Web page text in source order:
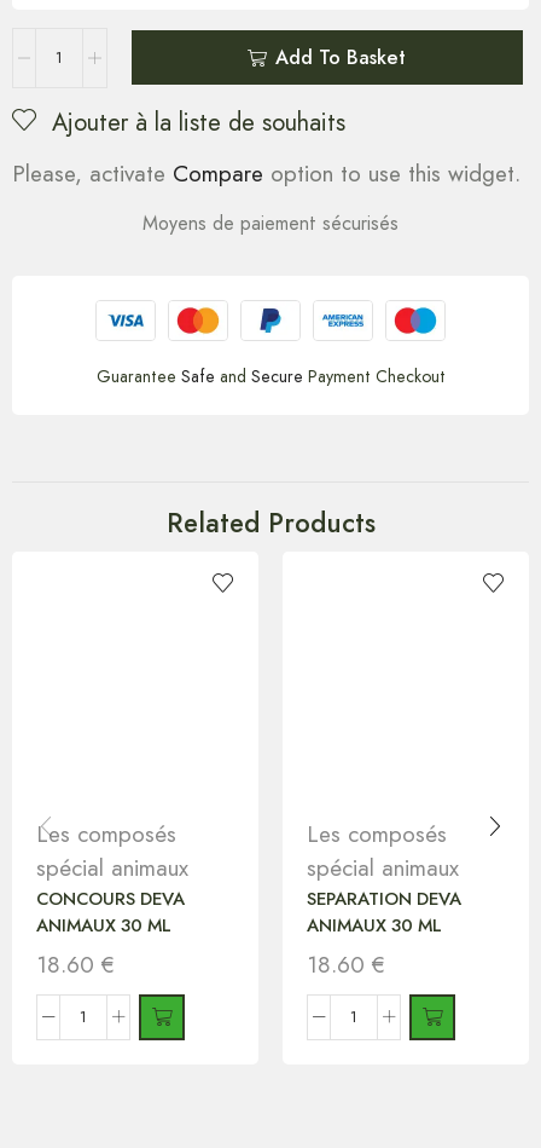
Add To Basket
Ajouter à la liste de souhaits
Please, activate Compare option to use this widget.
Moyens de paiement sécurisés
Guarantee Safe and Secure Payment Checkout
Related Products
Les composés
spécial animaux
CONCOURS DEVA
ANIMAUX 30 ML
18.60 €
Les composés
spécial animaux
SEPARATION DEVA
ANIMAUX 30 ML
18.60 €